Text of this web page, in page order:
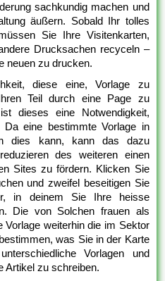
sachkundig machen und
äußern. Sobald Ihr tolles
Sie Ihre Visitenkarten,
Drucksachen recyceln –
neuen zu drucken.
diese eine, Vorlage zu
Teil durch eine Page zu
dieses eine Notwendigkeit,
eine bestimmte Vorlage in
dies kann, kann das dazu
des weiteren einen
Sites zu fördern. Klicken Sie
und zweifel beseitigen Sie
in deinem Sie Ihre heisse
Die von Solchen frauen als
Vorlage weiterhin die im Sektor
was Sie in der Karte
Vorlagen und
Artikel zu schreiben.